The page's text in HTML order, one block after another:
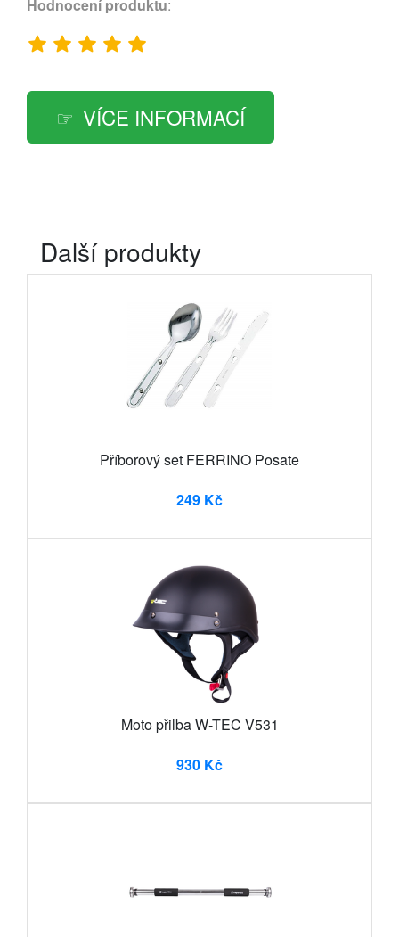
Hodnocení produktu:
VÍCE INFORMACÍ
Další produkty
Příborový set FERRINO Posate
249 Kč
Moto přilba W-TEC V531
930 Kč